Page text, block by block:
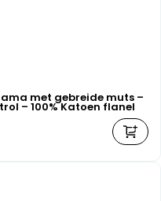
met gebreide muts –
– 100% Katoen flanel